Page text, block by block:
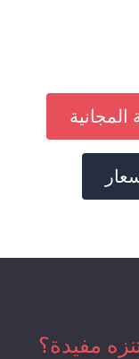
المجانية
مفيدة؟